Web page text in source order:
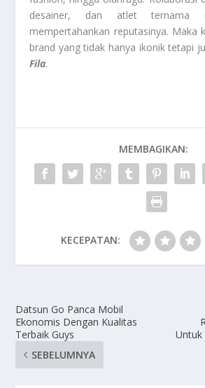
desainer, dan atlet ternama
mempertahankan reputasinya. Maka
brand yang tidak hanya ikonik tetapi
Fila.
MEMBAGIKAN:
KECEPATAN:
Datsun Go Panca Mobil
Ekonomis Dengan Kualitas
Terbaik Guys
SEBELUMNYA
Untuk